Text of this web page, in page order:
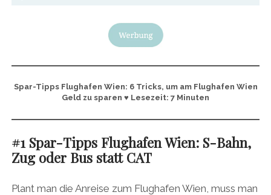
Spar-Tipps Flughafen Wien: 6 Tricks, um am Flughafen Wien
Geld zu sparen ♥ Lesezeit: 7 Minuten
#1 Spar-Tipps Flughafen Wien: S-Bahn,
Zug oder Bus statt CAT
Plant man die Anreise zum Flughafen Wien, muss man